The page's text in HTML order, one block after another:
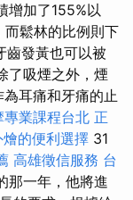
增加了155%以
鬆林的比例則下
齒發黃也可以被
了吸煙之外，煙
耳痛和牙痛的止
專業課程台北 正
的便利選擇 31
高雄徵信服務 台
那一年，他將進